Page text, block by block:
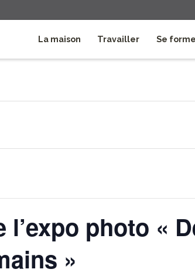
La maison Travailler Se
l’expo photo «
»